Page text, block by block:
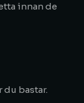
innan de
du bastar.